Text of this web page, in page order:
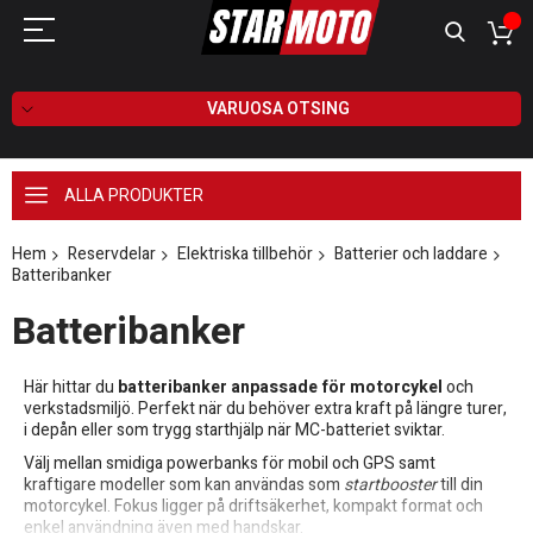
VARUOSA OTSING
ALLA PRODUKTER
Hem Reservdelar Elektriska tillbehör
Batterier och laddare
Batteribanker
Batteribanker
Här hittar du batteribanker anpassade för motorcykeloch
verkstadsmiljö. Perfekt när du behöver extra kraft på längre turer,
i depån eller som trygg starthjälp när MC-batteriet sviktar.
Välj mellan smidiga powerbanks för mobil och GPS samt
kraftigare modeller som kan användas som startboostertill din
motorcykel. Fokus ligger på driftsäkerhet, kompakt format och
enkel användning även med handskar.